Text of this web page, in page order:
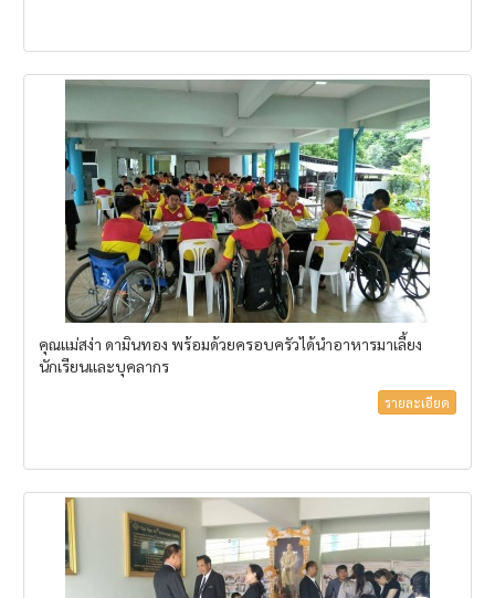
คุณแม่สง่า ดามินทอง พร้อมด้วยครอบครัวได้นำอาหารมาเลี้ยง
นักเรียนและบุคลากร
รายละเอียด